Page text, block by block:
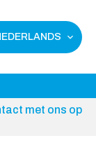
met ons op